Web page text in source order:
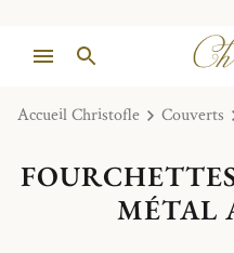
Accueil Christofle Couverts
MÉTAL